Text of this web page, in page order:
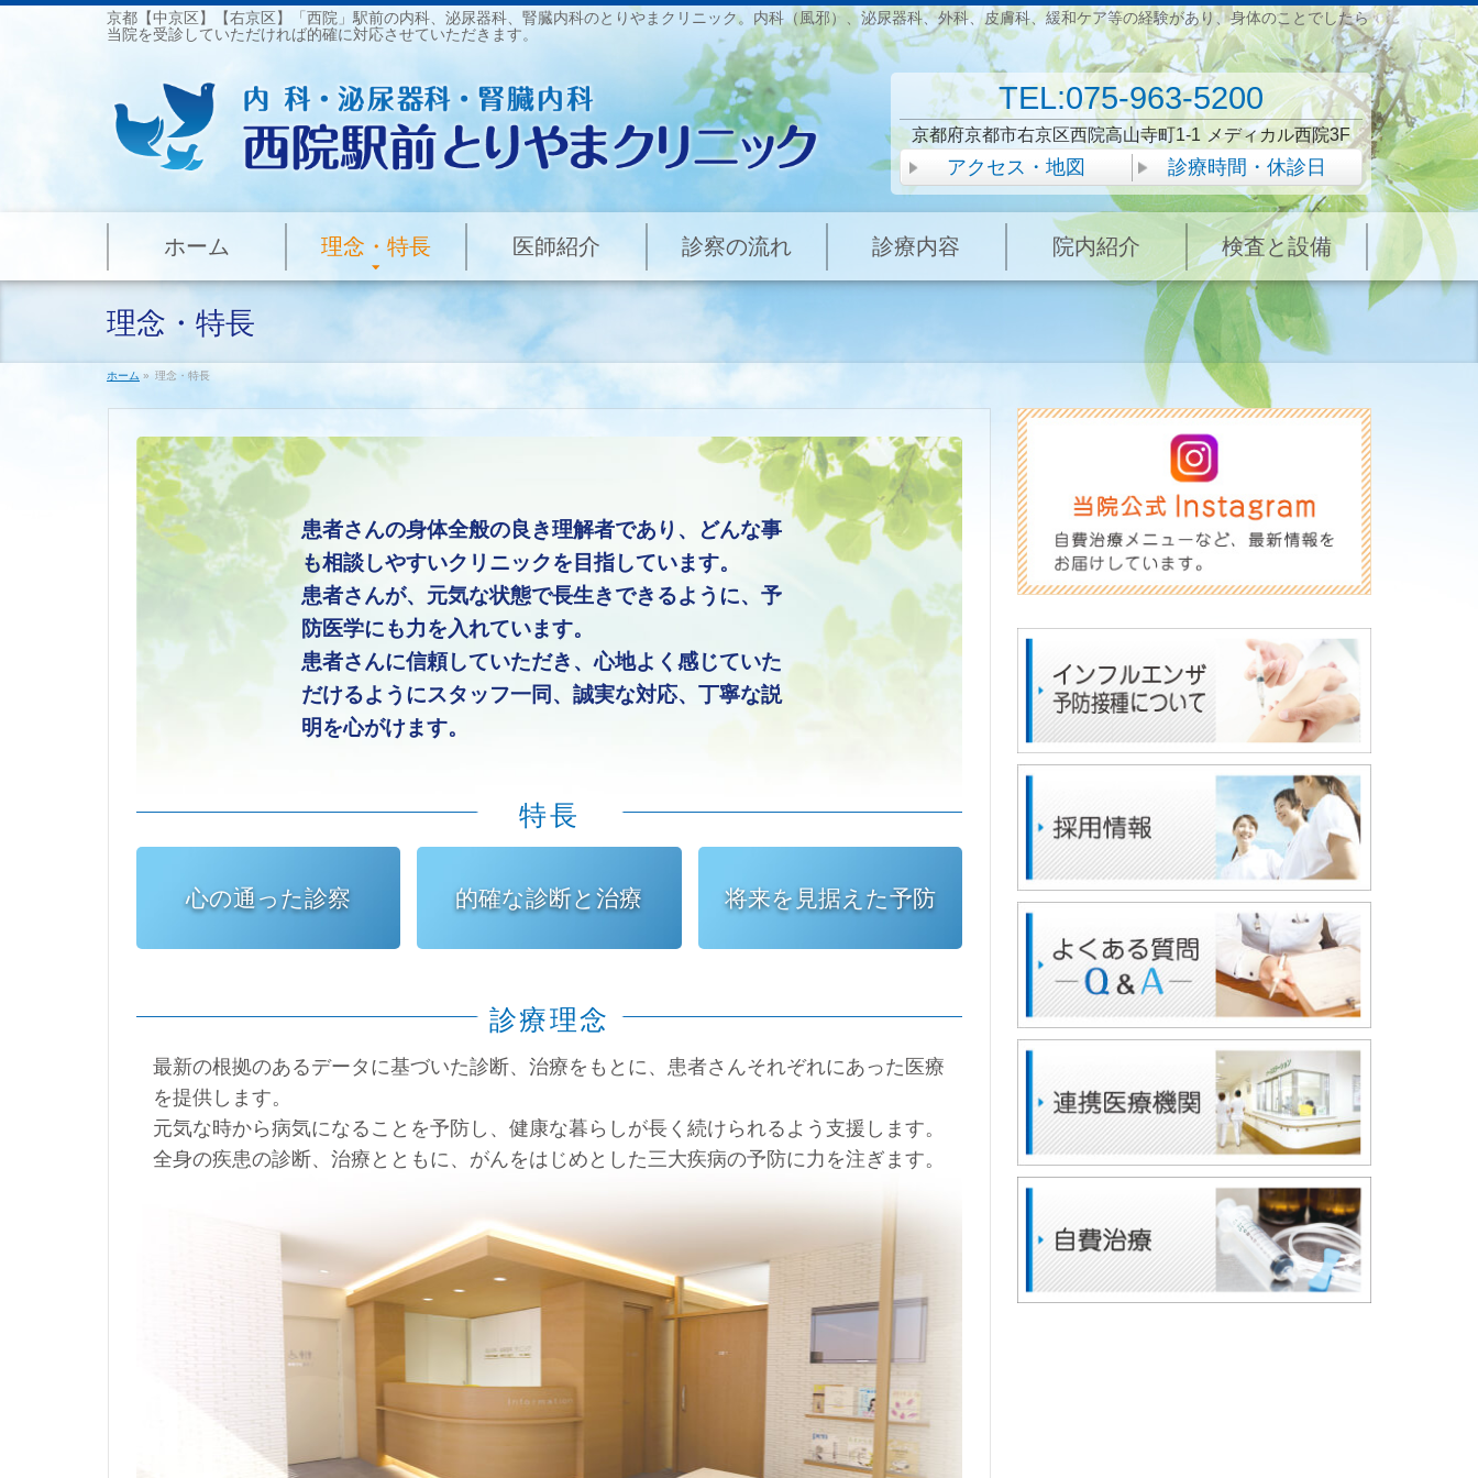
京都【中京区】【右京区】「西院」駅前の内科、泌尿器科、腎臓内科のとりやまクリニック。内科（風邪）、泌尿器科、外科、皮膚科、緩和ケア等の経験があり、身体のことでしたら
当院を受診していただければ的確に対応させていただきます。
TEL:075-963-5200
京都府京都市右京区西院高山寺町1-1 メディカル西院3F
アクセス・地図 診療時間・休診日
ホーム 理念・特長 医師紹介 診察の流れ 診療内容 院内紹介 検査と設備
理念・特長
ホーム » 理念・特長
患者さんの身体全般の良き理解者であり、どんな事
も相談しやすいクリニックを目指しています。
患者さんが、元気な状態で長生きできるように、予
防医学にも力を入れています。
患者さんに信頼していただき、心地よく感じていた
だけるようにスタッフ一同、誠実な対応、丁寧な説
明を心がけます。
特長
心の通った診察 的確な診断と治療 将来を 見据えた予防
診療理念
最新の根拠のあるデータに基づいた診断、治療をもとに、患者さんそれぞれにあった医療
を提供します。
元気な時から病気になることを予防し、健康な暮らしが長く続けられるよう支援します。
全身の疾患の診断、治療とともに、がんをはじめとした三大疾病の予防に力を注ぎます。